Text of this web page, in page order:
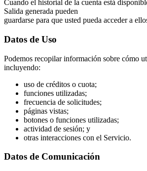
Cuando el historial de la cuenta está
Salida generada pueden
guardarse para que usted pueda acceder a
Datos de Uso
Podemos recopilar información sobre cómo
incluyendo:
uso de créditos o cuota;
funciones utilizadas;
frecuencia de solicitudes;
páginas vistas;
botones o funciones utilizadas;
actividad de sesión; y
otras interacciones con el Servicio.
Datos de Comunicación